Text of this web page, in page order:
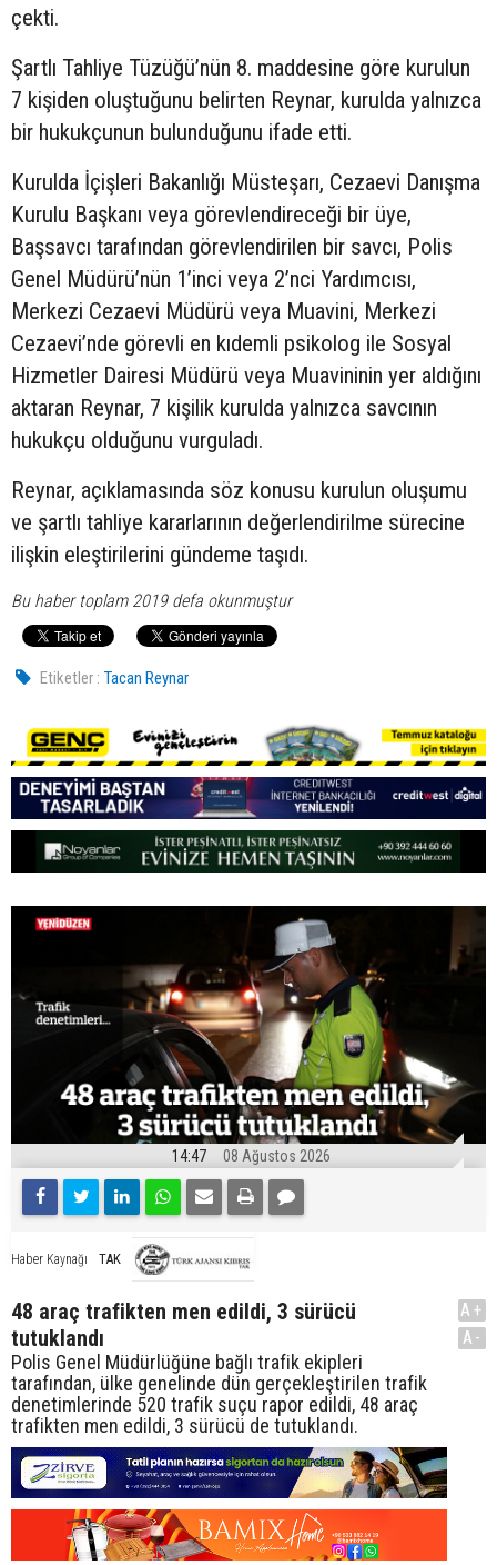
çekti.
Şartlı Tahliye Tüzüğü’nün 8. maddesine göre kurulun
7 kişiden oluştuğunu belirten Reynar, kurulda yalnızca
bir hukukçunun bulunduğunu ifade etti.
Kurulda İçişleri Bakanlığı Müsteşarı, Cezaevi Danışma
Kurulu Başkanı veya görevlendireceği bir üye,
Başsavcı tarafından görevlendirilen bir savcı, Polis
Genel Müdürü’nün 1’inci veya 2’nci Yardımcısı,
Merkezi Cezaevi Müdürü veya Muavini, Merkezi
Cezaevi’nde görevli en kıdemli psikolog ile Sosyal
Hizmetler Dairesi Müdürü veya Muavininin yer aldığını
aktaran Reynar, 7 kişilik kurulda yalnızca savcının
hukukçu olduğunu vurguladı.
Reynar, açıklamasında söz konusu kurulun oluşumu
ve şartlı tahliye kararlarının değerlendirilme sürecine
ilişkin eleştirilerini gündeme taşıdı.
Bu haber toplam 2019 defa okunmuştur
Etiketler : Tacan Reynar
14:47 08 Ağustos 2026
Haber Kaynağı TAK
48 araç trafikten men edildi, 3 sürücü
tutuklandı
Polis Genel Müdürlüğüne bağlı trafik ekipleri
tarafından, ülke genelinde dün gerçekleştirilen trafik
denetimlerinde 520 trafik suçu rapor edildi, 48 araç
trafikten men edildi, 3 sürücü de tutuklandı.
A+
A-